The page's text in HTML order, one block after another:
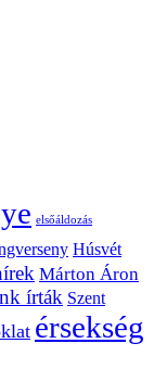
elsőáldozás
Húsvét
Márton Áron
írták Szent
érsekség